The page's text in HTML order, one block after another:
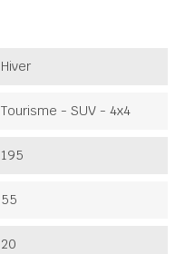
Hiver
Tourisme - SUV - 4x4
195
55
20